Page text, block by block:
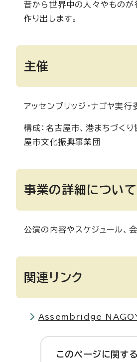
昔から世界中の人々やものが
作り出します。
主催
アッセンブリッジ・ナゴヤ実行
構成：名古屋市、港まちづく
屋市文化振興事業団
事業の詳細について
公演の内容やスケジュール
関連リンク
Assembridge
このページに関する